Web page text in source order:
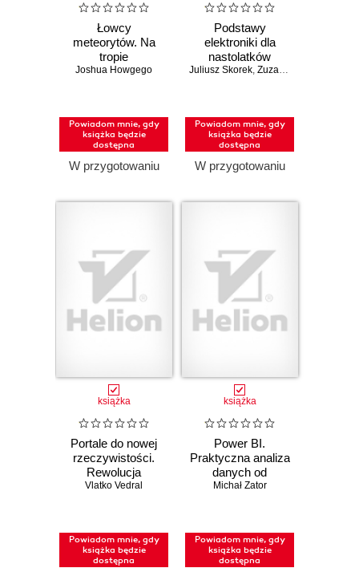
Łowcy
meteorytów. Na
tropie
kosmicznych
Joshua Howgego
Powiadom mnie, gdy
książka będzie
dostępna
W przygotowaniu
Podstawy
elektroniki dla
nastolatków
Juliusz Skorek, Zuzanna Skorek
Powiadom mnie, gdy
książka będzie
dostępna
W przygotowaniu
książka
Portale do nowej
rzeczywistości.
Rewolucja
kwantowa i pięć
Vlatko Vedral
Powiadom mnie, gdy
książka będzie
dostępna
książka
Power BI.
Praktyczna analiza
danych od
podstaw
Michał Zator
Powiadom mnie, gdy
książka będzie
dostępna